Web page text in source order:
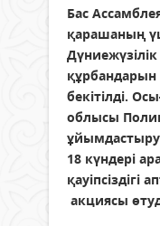
Бас
қарашаның
құрбандарын
бекітілді.
облысы
18 күндері
акциясы